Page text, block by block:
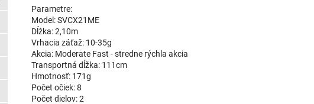
Parametre:
Model: SVCX21ME
Dĺžka: 2,10m
Vrhacia záťaž: 10-35g
Akcia: Moderate Fast - stredne rýchla akcia
Transportná dĺžka: 111cm
Hmotnosť: 171g
Počet očiek: 8
Počet dielov: 2